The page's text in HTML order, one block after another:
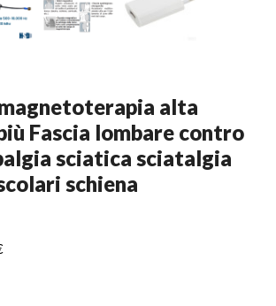
alta
Fascia lombare contro
sciatica sciatalgia
schiena